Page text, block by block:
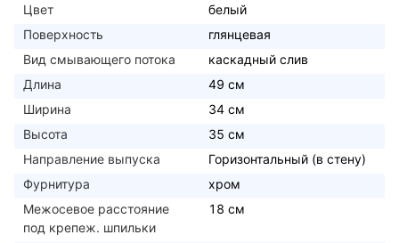
Цвет
белый
Поверхность
глянцевая
Вид смывающего потока
каскадный слив
Длина
49 см
Ширина
34 см
Высота
35 см
Направление выпуска
Горизонтальный (в стену)
Фурнитура
хром
Межосевое расстояние
под крепеж. шпильки
18 см